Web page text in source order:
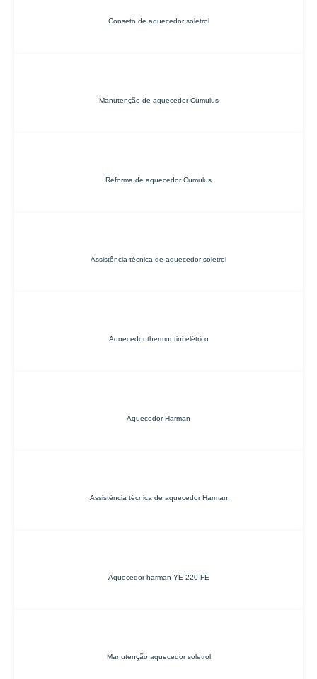
Conseto de aquecedor soletrol
Manutenção de aquecedor Cumulus
Reforma de aquecedor Cumulus
Assistência técnica de aquecedor soletrol
Aquecedor thermontini elétrico
Aquecedor Harman
Assistência técnica de aquecedor Harman
Aquecedor harman YE 220 FE
Manutenção aquecedor soletrol